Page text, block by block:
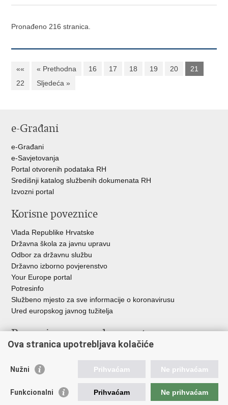
Pronađeno 216 stranica.
«« « Prethodna 16 17 18 19 20
21
22
Sljedeća »
e-Građani
e-Građani
e-Savjetovanja
Portal otvorenih podataka RH
Središnji katalog službenih dokumenata RH
Izvozni portal
Korisne poveznice
Vlada Republike Hrvatske
Državna škola za javnu upravu
Odbor za državnu službu
Državno izborno povjerenstvo
Your Europe portal
Potresinfo
Službeno mjesto za sve informacije o koronavirusu
Ured europskog javnog tužitelja
Poveznice pravosudnog sustava
Državno odvjetništvo
Ured za suzbijanje korupcije i organiziranog kriminaliteta
Državnoodvjetničko vijeće
Ova stranica upotrebljava kolačiće
Nužni Prihvaćam Ne prihvaćam
Funkcionalni Prihvaćam Ne prihvaćam